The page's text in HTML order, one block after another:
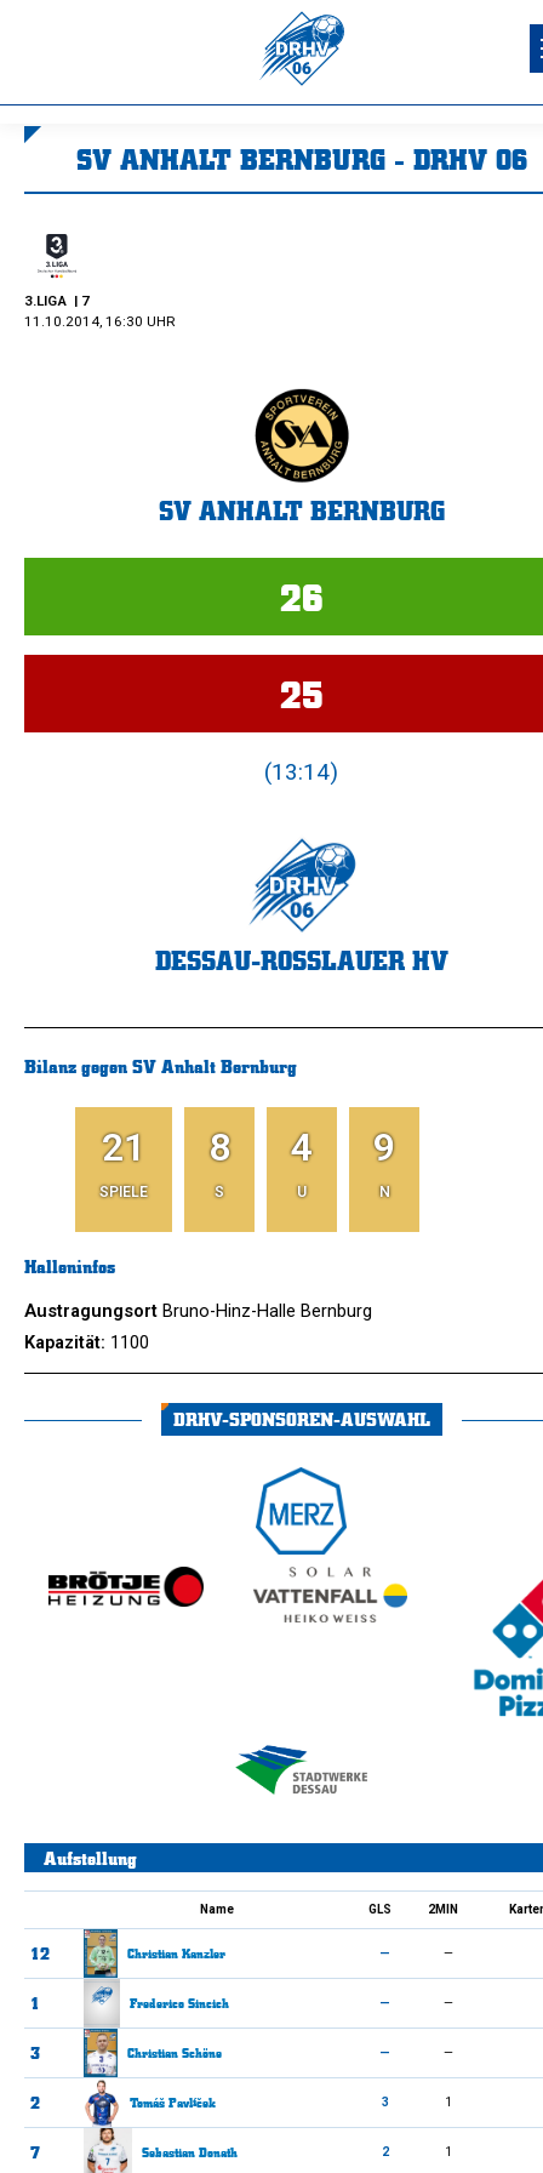
SV ANHALT BERNBURG - DRHV 06
3.LIGA | 7
11.10.2014, 16:30 UHR
SV ANHALT BERNBURG
DESSAU-ROSSLAUER HV
26
25
(13:14)
Bilanz gegen SV Anhalt Bernburg
21
SPIELE
8
S
4
U
9
N
Halleninfos
Austragungsort Bruno-Hinz-Halle Bernburg
Kapazität: 1100
DRHV-SPONSOREN-AUSWAHL
Aufstellung
Name GLS 2MIN
12 ChristianKanzler — —
1 Frederico Sincich — —
3 Christian Schöne — —
2 Tomáš Pavlíček 3 1
7 Sebastian Donath 2 1